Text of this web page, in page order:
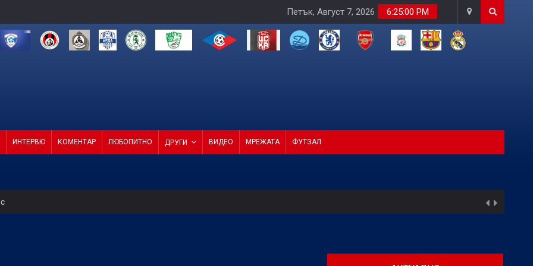
6:25:02 PM
Петък, Август 7, 2026
ИНТЕРВЮ КОМЕНТАР ЛЮБОПИТНО ДРУГИ ВИДЕО МРЕЖАТА ФУТЗАЛ